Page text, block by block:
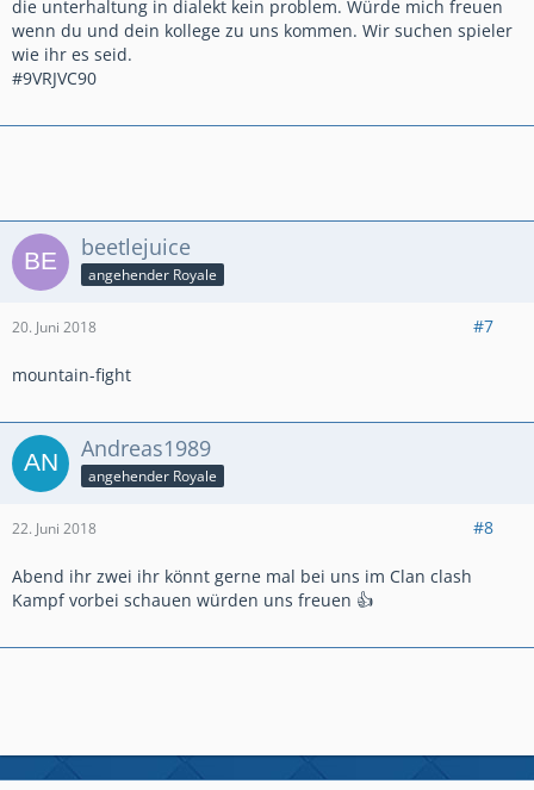
die unterhaltung in dialekt kein problem. Würde mich freuen
wenn du und dein kollege zu uns kommen. Wir suchen spieler
wie ihr es seid.
#9VRJVC90
beetlejuice
angehender Royale
20. Juni 2018 #7
mountain-fight
Andreas1989
angehender Royale
22. Juni 2018 #8
Abend ihr zwei ihr könnt gerne mal bei uns im Clan clash
Kampf vorbei schauen würden uns freuen 👍